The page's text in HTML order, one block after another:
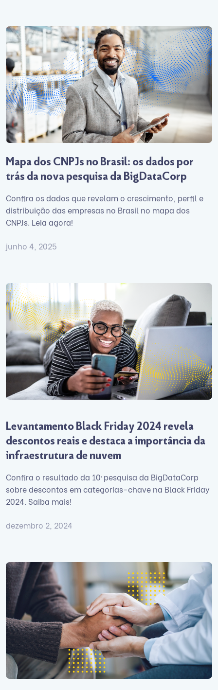
Mapa dos CNPJs no Brasil: os dados por
trás da nova pesquisa da BigDataCorp
Confira os dados que revelam o crescimento, perfil e
distribuição das empresas no Brasil no mapa dos
CNPJs. Leia agora!
junho 4, 2025
Levantamento Black Friday 2024 revela
descontos reais e destaca a importância da
infraestrutura de nuvem
Confira o resultado da 10ª pesquisa da BigDataCorp
sobre descontos em categorias-chave na Black Friday
2024. Saiba mais!
dezembro 2, 2024